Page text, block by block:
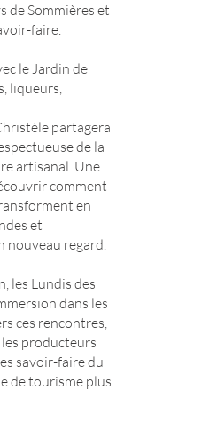
de Sommières et
faire.
le Jardin de
liqueurs,
partagera
de la
artisanal. Une
comment
en
et
nouveau regard.
les Lundis des
dans les
ces rencontres,
les producteurs
savoir-faire du
de tourisme plus